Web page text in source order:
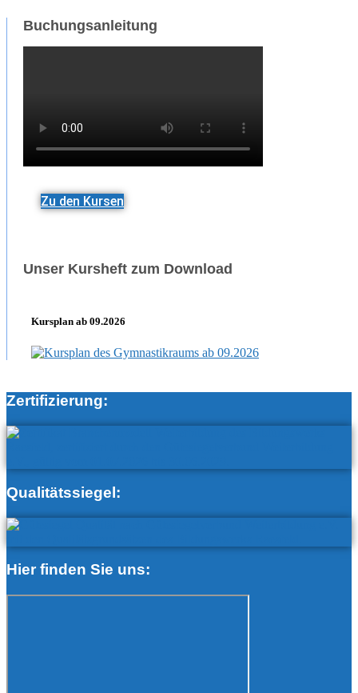
Buchungsanleitung
Zu den Kursen
Unser Kursheft zum Download
Kursplan ab 09.2026
Zertifizierung:
Qualitätssiegel:
Hier finden Sie uns: